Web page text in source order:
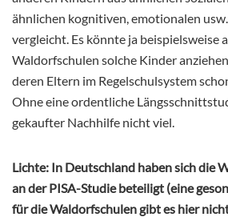
ähnlichen kognitiven, emotionalen
vergleicht. Es könnte ja beispielsweise
Waldorfschulen solche Kinder
deren Eltern im Regelschulsystem
Ohne eine ordentliche
gekaufter Nachhilfe nicht viel.
Lichte: In Deutschland haben sich die
an der PISA-Studie beteiligt (eine
für die Waldorfschulen gibt es hier